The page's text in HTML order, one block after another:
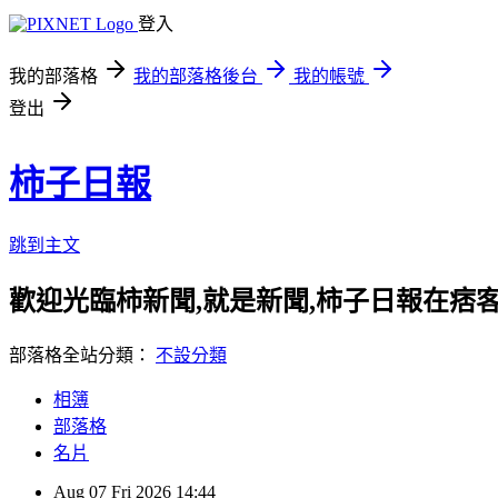
登入
我的部落格 我的部落格後台
我的帳號
登出
柿子日報
跳到主文
歡迎光臨柿新聞,就是新聞,柿子日報在痞
部落格全站分類： 不設分類
相簿
部落格
名片
Aug 07 Fri 2026 14:44